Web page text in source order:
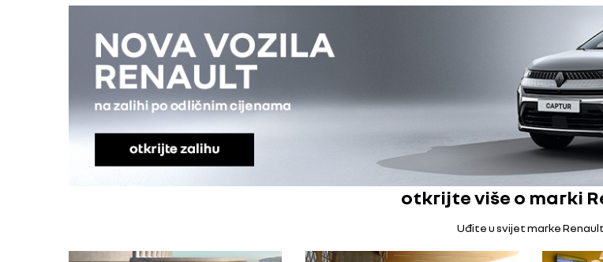
otkrijte više o marki
Uđite u svijet marke Renault